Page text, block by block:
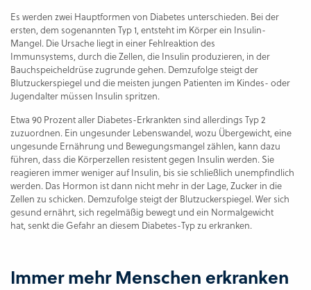
Es werden zwei Hauptformen von Diabetes unterschieden. Bei der
ersten, dem sogenannten Typ 1, entsteht im Körper ein Insulin-
Mangel. Die Ursache liegt in einer Fehlreaktion des
Immunsystems, durch die Zellen, die Insulin produzieren, in der
Bauchspeicheldrüse zugrunde gehen. Demzufolge steigt der
Blutzuckerspiegel und die meisten jungen Patienten im Kindes- oder
Jugendalter müssen Insulin spritzen.
Etwa 90 Prozent aller Diabetes-Erkrankten sind allerdings Typ 2
zuzuordnen. Ein ungesunder Lebenswandel, wozu Übergewicht, eine
ungesunde Ernährung und Bewegungsmangel zählen, kann dazu
führen, dass die Körperzellen resistent gegen Insulin werden. Sie
reagieren immer weniger auf Insulin, bis sie schließlich unempfindlich
werden. Das Hormon ist dann nicht mehr in der Lage, Zucker in die
Zellen zu schicken. Demzufolge steigt der Blutzuckerspiegel. Wer sich
gesund ernährt, sich regelmäßig bewegt und ein Normalgewicht
hat, senkt die Gefahr an diesem Diabetes-Typ zu erkranken.
Immer mehr Menschen erkranken